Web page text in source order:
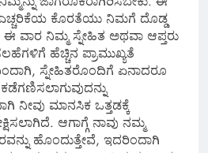
ಕೊರತೆಯು ನಿಮಗೆ ದೊಡ್ಡ
ವಾರ ನಿಮ್ಮ ಸ್ನೇಹಿತ ಅಥವಾ ಆಪ್ತರು
ಹೆಚ್ಚಿನ ಪ್ರಾಮುಖ್ಯತೆ
ಸ್ನೇಹಿತರೊಂದಿಗೆ ಏನಾದರೂ
ನೀವು ಮಾನಸಿಕ ಒತ್ತಡಕ್ಕೆ
ಆಗಾಗ್ಗೆ ನಾವು ನಮ್ಮ
ಹೊಂದುತ್ತೇವೆ, ಇದರಿಂದಾಗಿ